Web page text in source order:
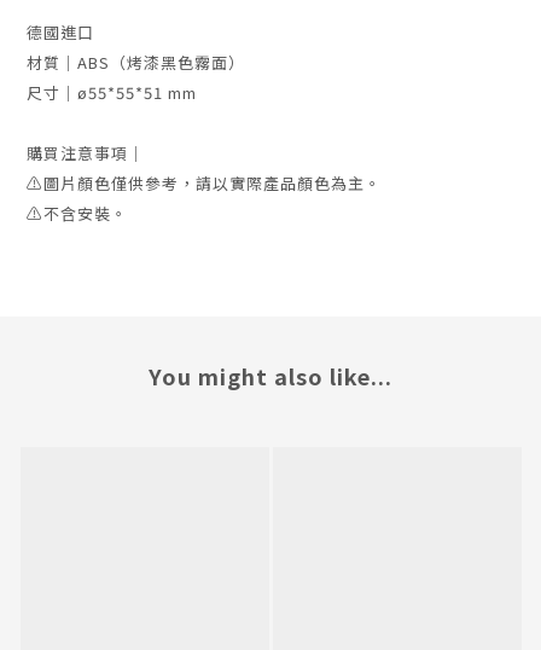
德國進口
材質｜ABS（烤漆黑色霧面）
尺寸｜ø55*55*51 mm
購買注意事項｜
⚠️圖片顏色僅供參考，請以實際產品顏色為主。
⚠️不含安裝。
You might also like...